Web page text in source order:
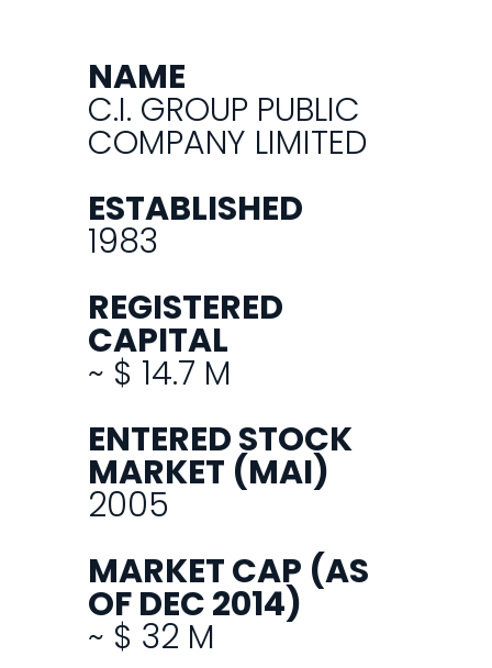
NAME
C.I. GROUP PUBLIC
COMPANY LIMITED
ESTABLISHED
1983
REGISTERED
CAPITAL
~ $ 14.7 M
ENTERED STOCK
MARKET (MAI)
2005
MARKET CAP (AS
OF DEC 2014)
~ $ 32 M